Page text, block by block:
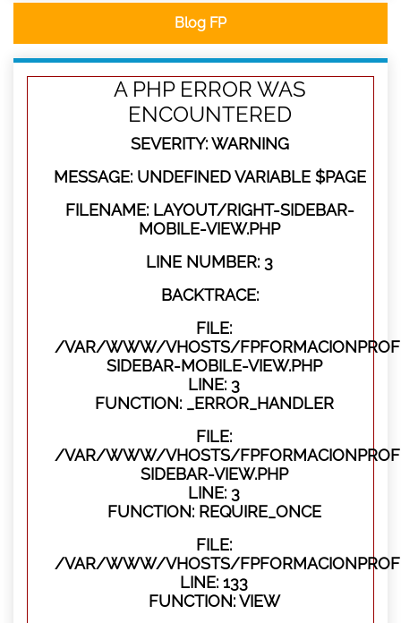
Blog FP
A PHP ERROR WAS
ENCOUNTERED
SEVERITY: WARNING
MESSAGE: UNDEFINED VARIABLE $PAGE
FILENAME: LAYOUT/RIGHT-SIDEBAR-
MOBILE-VIEW.PHP
LINE NUMBER: 3
BACKTRACE:
FILE:
/VAR/WWW/VHOSTS/
SIDEBAR-MOBILE-VIEW.PHP
LINE: 3
FUNCTION: _ERROR_HANDLER
FILE:
/VAR/WWW/VHOSTS/
SIDEBAR-VIEW.PHP
LINE: 3
FUNCTION: REQUIRE_ONCE
FILE:
/VAR/WWW/VHOSTS/
LINE: 133
FUNCTION: VIEW